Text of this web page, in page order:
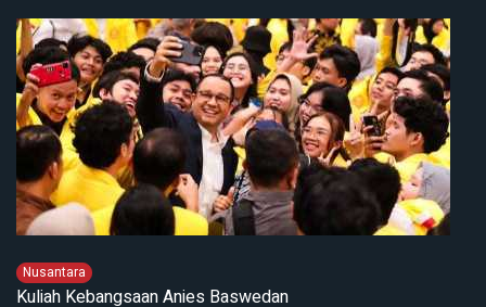
Nusantara
Kuliah Kebangsaan Anies Baswedan